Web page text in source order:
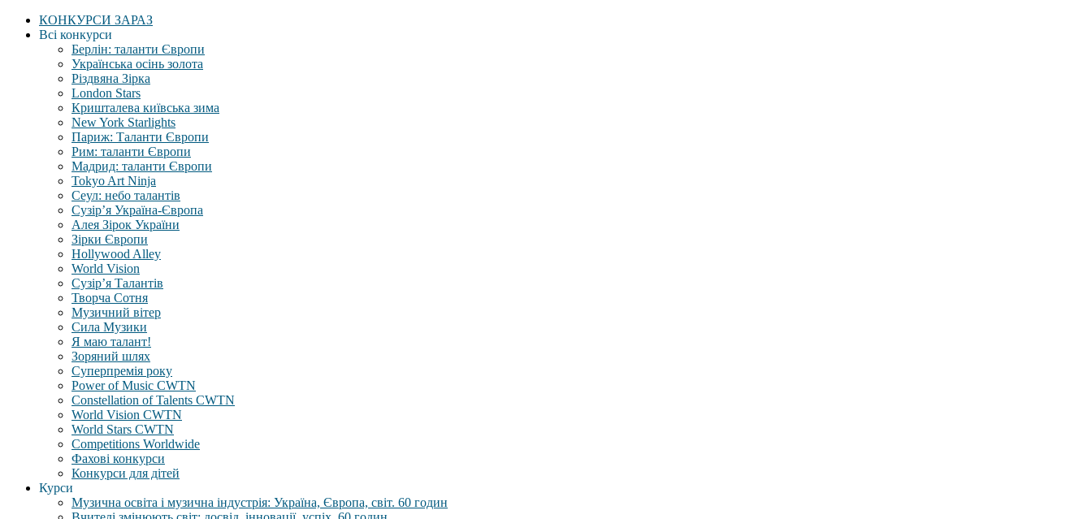
КОНКУРСИ ЗАРАЗ
Всі конкурси
Берлін: таланти Європи
Українська осінь золота
Різдвяна Зірка
London Stars
Кришталева київська зима
New York Starlights
Париж: Таланти Європи
Рим: таланти Європи
Мадрид: таланти Європи
Tokyo Art Ninja
Сеул: небо талантів
Сузір’я Україна-Європа
Алея Зірок України
Зірки Європи
Hollywood Alley
World Vision
Сузір’я Талантів
Творча Сотня
Музичний вітер
Сила Музики
Я маю талант!
Зоряний шлях
Суперпремія року
Power of Music CWTN
Constellation of Talents CWTN
World Vision CWTN
World Stars CWTN
Competitions Worldwide
Фахові конкурси
Конкурси для дітей
Курси
Музична освіта і музична індустрія: Україна, Європа, світ. 60 годин